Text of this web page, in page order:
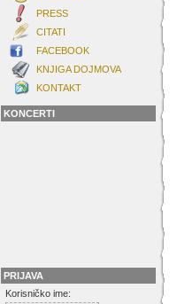
PRESS
CITATI
FACEBOOK
KNJIGA DOJMOVA
KONTAKT
KONCERTI
PRIJAVA
Korisničko ime: